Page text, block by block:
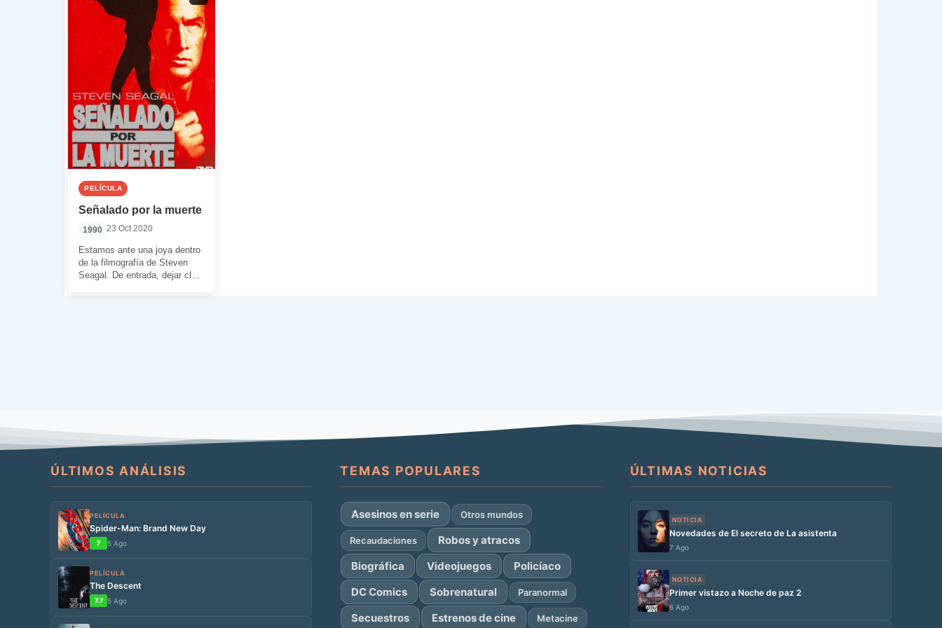
PELÍCULA
Señalado por la muerte
1990 23 Oct 2020
Estamos ante una joya dentro
de la filmografía de Steven
Seagal. De entrada, dejar claro
ÚLTIMOS ANÁLISIS
PELÍCULA
Spider-Man: Brand New Day
7 5 Ago
PELÍCULA
The Descent
7.7 5 Ago
TEMAS POPULARES
Asesinos en serie Otros mundos
Recaudaciones
Robos y atracos
Biográfica
Videojuegos
Policíaco
DC Comics
Sobrenatural Paranormal
Secuestros Estrenos de cine Metacine
ÚLTIMAS NOTICIAS
NOTICIA
Novedades de El secreto de La asistenta
7 Ago
NOTICIA
Primer vistazo a Noche de paz 2
6 Ago